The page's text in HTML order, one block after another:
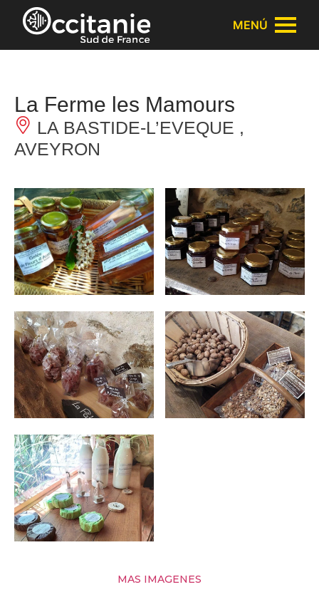
Panel de gestión de cookies
MENÚ
La Ferme les Mamours
LA BASTIDE-L’EVEQUE ,
AVEYRON
MAS IMAGENES